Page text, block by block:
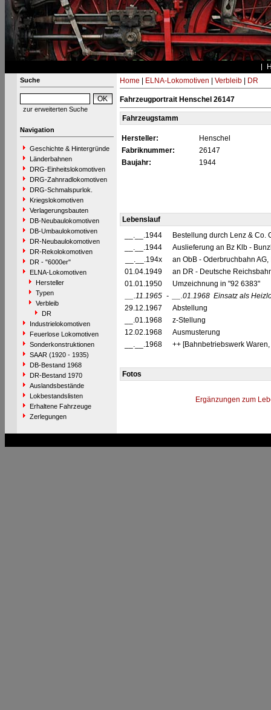
Suche
zur erweiterten Suche
Navigation
Geschichte & Hintergründe
Länderbahnen
DRG-Einheitslokomotiven
DRG-Zahnradlokomotiven
DRG-Schmalspurlok.
Kriegslokomotiven
Verlagerungsbauten
DB-Neubaulokomotiven
DB-Umbaulokomotiven
DR-Neubaulokomotiven
DR-Rekolokomotiven
DR - "6000er"
ELNA-Lokomotiven
Hersteller
Typen
Verbleib
DR
Industrielokomotiven
Feuerlose Lokomotiven
Sonderkonstruktionen
SAAR (1920 - 1935)
DB-Bestand 1968
DR-Bestand 1970
Auslandsbestände
Lokbestandslisten
Erhaltene Fahrzeuge
Zerlegungen
Home ELNA-Lokomotiven Verbleib| DR
Fahrzeugportrait Henschel 26147
Fahrzeugstamm
Hersteller:
Henschel
Fabriknummer:
26147
Baujahr:
1944
Lebenslauf
__.__.1944
Bestellung durch Lenz & Co.
__.__.1944
Auslieferung an Bz Klb -
__.__.194x
an ObB - Oderbruchbahn
01.04.1949
an DR - Deutsche
01.01.1950
Umzeichnung in "92 6383"
__.11.1965 - __.01.1968 Einsatz als
29.12.1967
Abstellung
__.01.1968
z-Stellung
12.02.1968
Ausmusterung
__.__.1968
++ [Bahnbetriebswerk
Fotos
Ergänzungen zum